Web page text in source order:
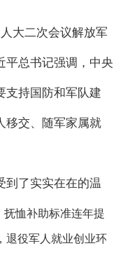
大二次会议解放军
平总书记强调，中央
支持国防和军队建
移交、随军家属就
到了实实在在的温
恤补助标准连年提
退役军人就业创业环